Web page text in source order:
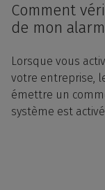
Comment
de mon
Lorsque vous
votre entreprise,
émettre un
système est